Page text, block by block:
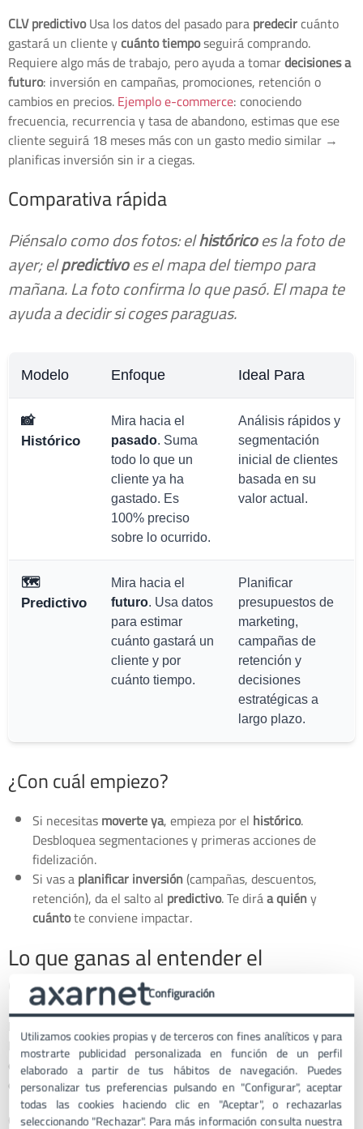
CLV predictivoUsa los datos del pasado parapredecircuánto
gastará un cliente ycuánto tiemposeguirá comprando.
Requiere algo más de trabajo, pero ayuda a tomardecisiones a
futuro: inversión en campañas, promociones, retención o
cambios en precios.Ejemplo e-commerce: conociendo
frecuencia, recurrencia y tasa de abandono, estimas que ese
cliente seguirá 18 meses más con un gasto medio similar →
planificas inversión sin ir a ciegas.
Comparativa rápida
Piénsalo como dos fotos: elhistóricoes la foto de
ayer; elpredictivoes el mapa del tiempo para
mañana. La foto confirma lo que pasó. El mapa te
ayuda a decidir si coges paraguas.
Modelo Enfoque Ideal Para
📸
Histórico
Mira hacia el
pasado. Suma
todo lo que un
cliente ya ha
gastado. Es
100% preciso
sobre lo ocurrido.
Análisis rápidos y
segmentación
inicial de clientes
basada en su
valor actual.
🗺️
Predictivo
Mira hacia el
futuro. Usa datos
para estimar
cuánto gastará un
cliente y por
cuánto tiempo.
Planificar
presupuestos de
marketing,
campañas de
retención y
decisiones
estratégicas a
largo plazo.
¿Con cuál empiezo?
Si necesitasmoverte ya, empieza por el histórico.
Desbloquea segmentaciones y primeras acciones de
fidelización.
Si vas aplanificar inversión(campañas, descuentos,
retención), da el salto al predictivo. Te diráa quiény
cuántote conviene impactar.
Lo que ganas al entender el
Customer Lifetime Value
ElCustomer Lifetime Value (CLV)
no es solo una fórmula en un
Excel. Es como ponerte unas gafas nuevas: de repente ves con
claridad qué clientes hacen crecer tu negocio y cuáles apenas
dejan huella.
Cuando conoces el CLV de tus clientes:
Configuración
Utilizamos cookies propias y de terceros con fines analíticos y para
mostrarte publicidad personalizada en función de un perfil
elaborado a partir de tus hábitos de navegación. Puedes
personalizar tus preferencias pulsando en "Configurar", aceptar
todas las cookies haciendo clic en "Aceptar", o rechazarlas
seleccionando "Rechazar". Para más información consulta nuestra